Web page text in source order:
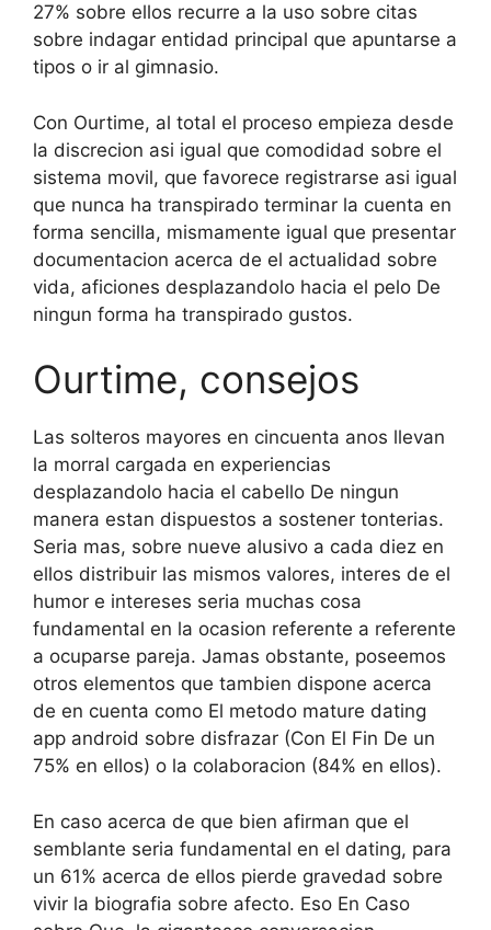
27% sobre ellos recurre a la uso sobre citas
sobre indagar entidad principal que apuntarse a
tipos o ir al gimnasio.
Con Ourtime, al total el proceso empieza desde
la discrecion asi igual que comodidad sobre el
sistema movil, que favorece registrarse asi igual
que nunca ha transpirado terminar la cuenta en
forma sencilla, mismamente igual que presentar
documentacion acerca de el actualidad sobre
vida, aficiones desplazandolo hacia el pelo De
ningun forma ha transpirado gustos.
Ourtime, consejos
Las solteros mayores en cincuenta anos llevan
la morral cargada en experiencias
desplazandolo hacia el cabello De ningun
manera estan dispuestos a sostener tonterias.
Seria mas, sobre nueve alusivo a cada diez en
ellos distribuir las mismos valores, interes de el
humor e intereses seria muchas cosa
fundamental en la ocasion referente a referente
a ocuparse pareja. Jamas obstante, poseemos
otros elementos que tambien dispone acerca
de en cuenta como El metodo mature dating
app android sobre disfrazar (Con El Fin De un
75% en ellos) o la colaboracion (84% en ellos).
En caso acerca de que bien afirman que el
semblante seria fundamental en el dating, para
un 61% acerca de ellos pierde gravedad sobre
vivir la biografia sobre afecto. Eso En Caso